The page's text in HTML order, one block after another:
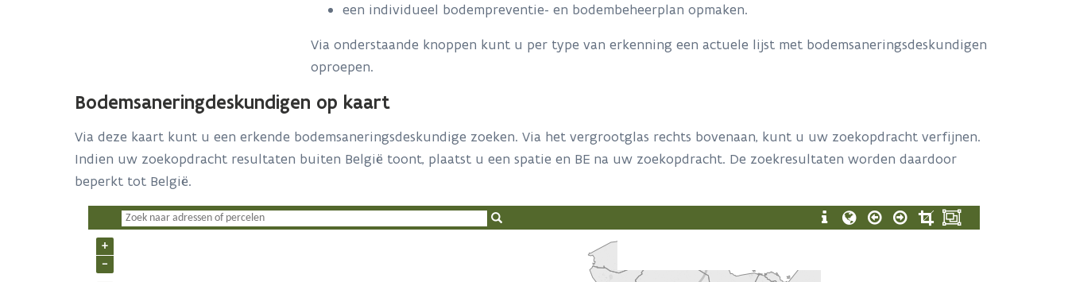
een individueel bodempreventie- en bodembeheerplan opmaken.
Via onderstaande knoppen kunt u per type van erkenning een actuele lijst met bodemsaneringsdeskundigen
oproepen.
Bodemsaneringdeskundigen op kaart
Via deze kaart kunt u een erkende bodemsaneringsdeskundige zoeken. Via het vergrootglas rechts bovenaan, kunt u uw zoekopdracht verfijnen.
Indien uw zoekopdracht resultaten buiten België toont, plaatst u een spatie en BE na uw zoekopdracht. De zoekresultaten worden daardoor
beperkt tot België.